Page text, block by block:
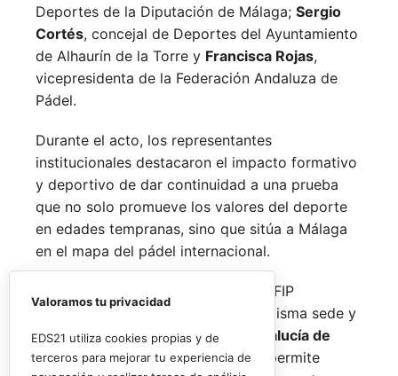
Deportes de la Diputación de Málaga; Sergio
Cortés, concejal de Deportes del Ayuntamiento
de Alhaurín de la Torre y Francisca Rojas,
vicepresidenta de la Federación Andaluza de
Pádel.
Durante el acto, los representantes
institucionales destacaron el impacto formativo
y deportivo de dar continuidad a una prueba
que no solo promueve los valores del deporte
en edades tempranas, sino que sitúa a Málaga
en el mapa del pádel internacional.
De forma paralela al desarrollo del FIP
Promises, la FAP organizará en la misma sede y
fechas losInternacionales de Andalucía de
Menores 2026. Esta cita paralela permite
Valoramos tu privacidad
EDS21 utiliza cookies propias y de
terceros para mejorar tu experiencia de